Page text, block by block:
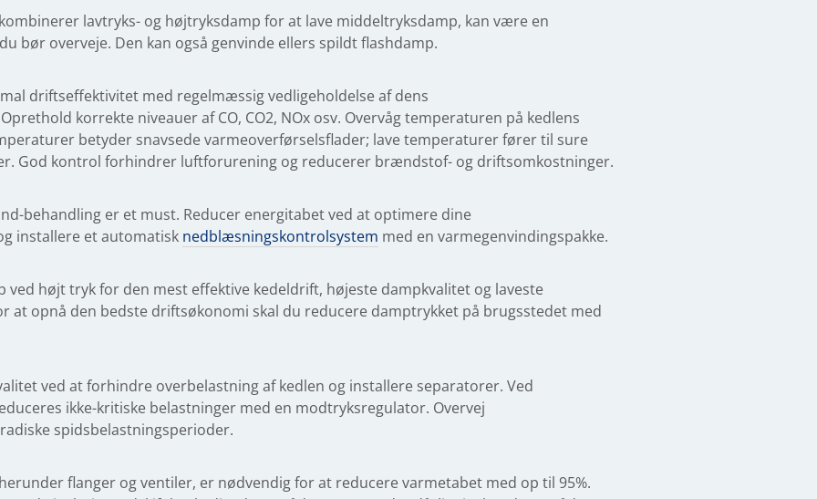
lavtryks- og højtryksdamp for at lave middeltryksdamp, kan være en
bør overveje. Den kan også genvinde ellers spildt flashdamp.
driftseffektivitet med regelmæssig vedligeholdelse af dens
korrekte niveauer af CO, CO2, NOx osv. Overvåg temperaturen på kedlens
betyder snavsede varmeoverførselsflader; lave temperaturer fører til sure
God kontrol forhindrer luftforurening og reducerer brændstof- og driftsomkostninger.
behandling er et must. Reducer energitabet ved at optimere dine
installere et automatisk nedblæsningskontrolsystem med en varmegenvindingspakke.
ved højt tryk for den mest effektive kedeldrift, højeste dampkvalitet og laveste
at opnå den bedste driftsøkonomi skal du reducere damptrykket på brugsstedet med
ved at forhindre overbelastning af kedlen og installere separatorer. Ved
ikke-kritiske belastninger med en modtryksregulator. Overvej
spidsbelastningsperioder.
flanger og ventiler, er nødvendig for at reducere varmetabet med op til 95%.